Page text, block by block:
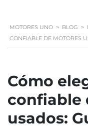
MOTORES UNO > BLOG >
CONFIABLE DE MOTORES
Cómo
confiable
usados: